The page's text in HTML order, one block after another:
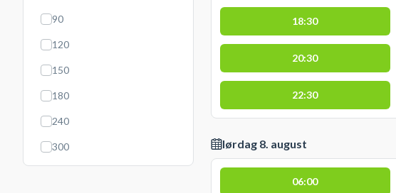
90
120
150
180
240
300
18:30
20:30
22:30
lørdag 8. august
06:00